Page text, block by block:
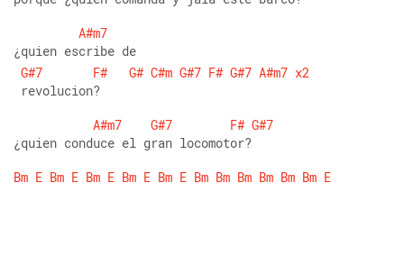
A#m7
¿quien escribe de
G#7
F# G# C#m G#7 F# G#7 A#m7 x2
revolucion?
A#m7
G#7 F# G#7
¿quien conduce el gran locomotor?
Bm E Bm E Bm E Bm E Bm E Bm Bm Bm Bm Bm Bm E